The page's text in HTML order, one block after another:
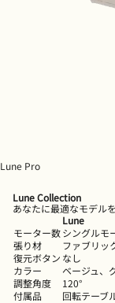
Lune Pro
Lune Collection
あなたに最適なモデル
Lune
モーター数シングルモ
張り材
ファブリッ
復元ボタン なし
カラー
ベージュ、
調整角度
120°
付属品
回転テーブ